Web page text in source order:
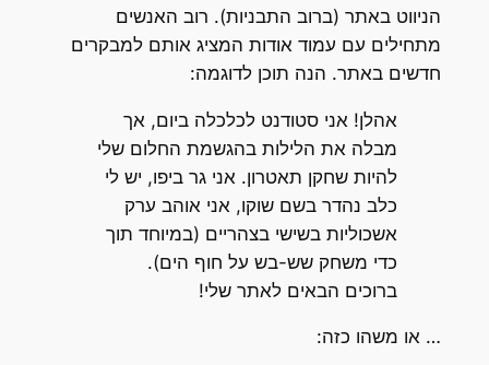
הניווט באתר (ברוב התבניות). רוב האנשים
מתחילים עם עמוד אודות המציג אותם למבקרים
חדשים באתר. הנה תוכן לדוגמה:
אהלן! אני סטודנט לכלכלה ביום, אך
מבלה את הלילות בהגשמת החלום שלי
להיות שחקן תאטרון. אני גר ביפו, יש לי
כלב נהדר בשם שוקו, אני אוהב ערק
אשכוליות בשישי בצהריים (במיוחד תוך
כדי משחק שש-בש על חוף הים).
ברוכים הבאים לאתר שלי!
… או משהו כזה: